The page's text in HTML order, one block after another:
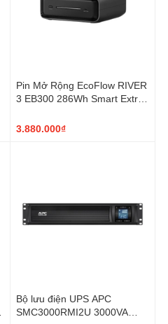
Pin Mở Rộng EcoFlow RIVER
3 EB300 286Wh Smart Extra
3.880.000₫
Bộ lưu điện UPS APC
SMC3000RMI2U 3000VA